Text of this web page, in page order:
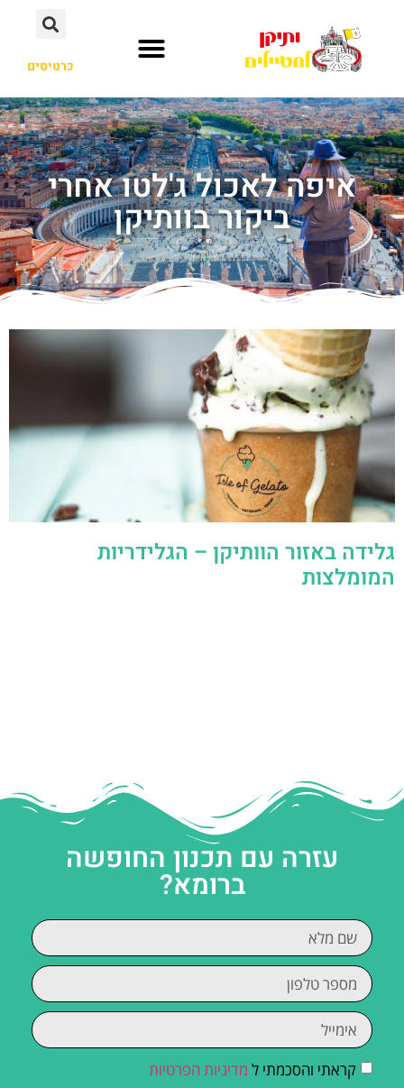
כרטיסים
איפה לאכול ג'לטו אחרי
ביקור בוותיקן
גלידה באזור הוותיקן – הגלידריות
המומלצות
עזרה עם תכנון החופשה
ברומא?
קראתי והסכמתי ל מדיניות הפרטיות